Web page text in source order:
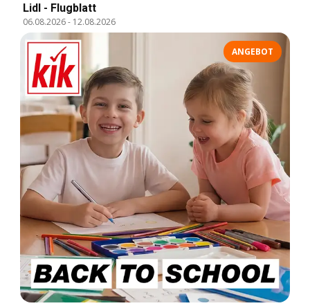
Lidl - Flugblatt
06.08.2026- 12.08.2026
ANGEBOT